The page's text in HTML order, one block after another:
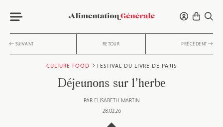
SUIVANT RETOUR PRÉCÉDENT
CULTURE FOOD FESTIVAL DU LIVRE DE PARIS
Déjeunons sur l’herbe
PAR ELISABETH MARTIN
28.02.26